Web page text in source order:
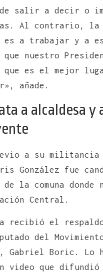
salir a decir o
Al contrario, la
es a trabajar y a
que nuestro
que es el mejor
añade.
a alcaldesa y
a su militancia
González fue
la comuna donde
Central.
recibió el
del
Gabriel Boric. Lo
video que difundió